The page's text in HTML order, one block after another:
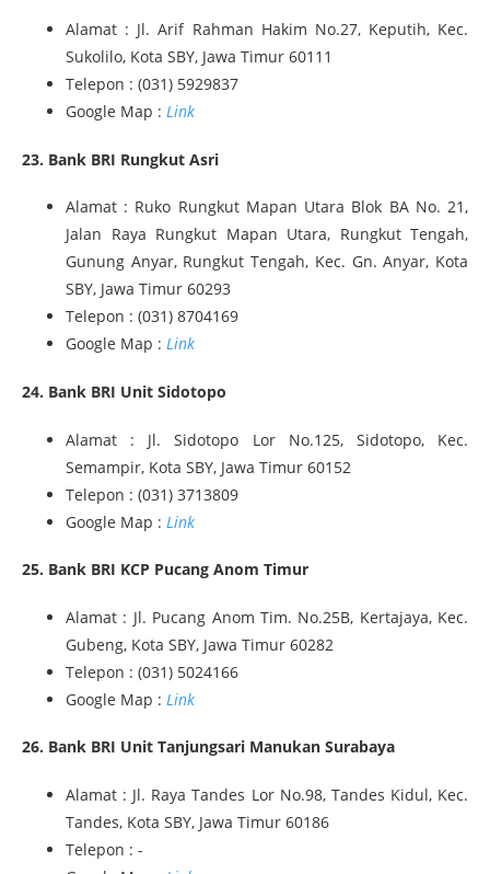
Alamat : Jl. Arif Rahman Hakim No.27, Keputih, Kec.
Sukolilo, Kota SBY, Jawa Timur 60111
Telepon : (031) 5929837
Google Map : Link
23. Bank BRI Rungkut Asri
Alamat : Ruko Rungkut Mapan Utara Blok BA No. 21,
Jalan Raya Rungkut Mapan Utara, Rungkut Tengah,
Gunung Anyar, Rungkut Tengah, Kec. Gn. Anyar, Kota
SBY, Jawa Timur 60293
Telepon : (031) 8704169
Google Map : Link
24. Bank BRI Unit Sidotopo
Alamat : Jl. Sidotopo Lor No.125, Sidotopo, Kec.
Semampir, Kota SBY, Jawa Timur 60152
Telepon : (031) 3713809
Google Map : Link
25. Bank BRI KCP Pucang Anom Timur
Alamat : Jl. Pucang Anom Tim. No.25B, Kertajaya, Kec.
Gubeng, Kota SBY, Jawa Timur 60282
Telepon : (031) 5024166
Google Map : Link
26. Bank BRI Unit Tanjungsari Manukan Surabaya
Alamat : Jl. Raya Tandes Lor No.98, Tandes Kidul, Kec.
Tandes, Kota SBY, Jawa Timur 60186
Telepon : -